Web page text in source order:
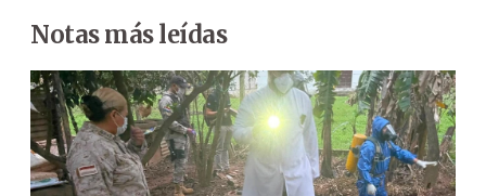
Notas más leídas